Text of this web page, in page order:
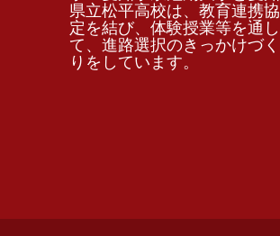
県立松平高校は、教育連携協
定を結び、体験授業等を通し
て、進路選択のきっかけづく
りをしています。